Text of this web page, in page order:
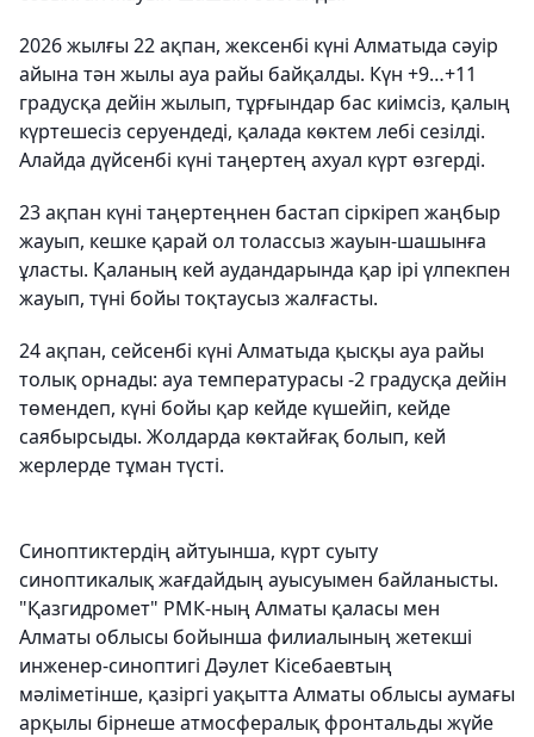
2026 жылғы 22 ақпан, жексенбі күні Алматыда сәуір
айына тән жылы ауа райы байқалды. Күн +9…+11
градусқа дейін жылып, тұрғындар бас киімсіз, қалың
күртешесіз серуендеді, қалада көктем лебі сезілді.
Алайда дүйсенбі күні таңертең ахуал күрт өзгерді.
23 ақпан күні таңертеңнен бастап сіркіреп жаңбыр
жауып, кешке қарай ол толассыз жауын-шашынға
ұласты. Қаланың кей аудандарында қар ірі үлпекпен
жауып, түні бойы тоқтаусыз жалғасты.
24 ақпан, сейсенбі күні Алматыда қысқы ауа райы
толық орнады: ауа температурасы -2 градусқа дейін
төмендеп, күні бойы қар кейде күшейіп, кейде
саябырсыды. Жолдарда көктайғақ болып, кей
жерлерде тұман түсті.
Синоптиктердің айтуынша, күрт суыту
синоптикалық жағдайдың ауысуымен байланысты.
"Қазгидромет" РМК-ның Алматы қаласы мен
Алматы облысы бойынша филиалының жетекші
инженер-синоптигі Дәулет Кісебаевтың
мәліметінше, қазіргі уақытта Алматы облысы аумағы
арқылы бірнеше атмосфералық фронтальды жүйе